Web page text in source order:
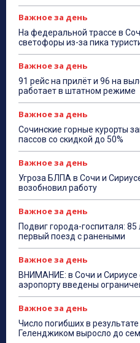
Важное за день
На федеральной трассе в
светофоры из-за пика
Важное за день
91 рейс на прилёт и 96 на
работает в штатном режиме
Важное за день
Сочинские горные курорты
пассов со скидкой до 50%
Важное за день
Угроза БЛПА в Сочи и
возобновил работу
Важное за день
Подвиг города-госпиталя:
первый поезд с ранеными
Важное за день
ВНИМАНИЕ: в Сочи и Сириусе
аэропорту введены
Важное за день
Число погибших в
Геленджиком выросло до